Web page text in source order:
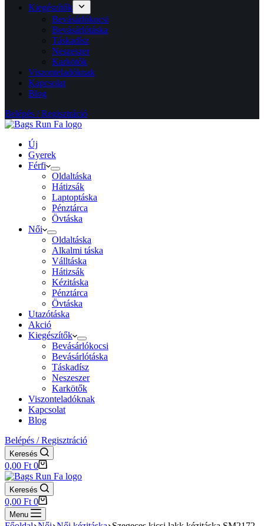
Kiegészítők
Bevásárlókocsi
Bevásárlótáska
Táskadísz
Neszeszer
Karkötők
Viszonteladóknak
Kapcsolat
Blog
Belépés / Regisztráció
Új
Gyerek
Férfi
Oldaltáska
Hátizsák
Laptoptáska
Pénztárca
Övtáska
Női
Oldaltáska
Alkalmi táska
Válltáska
Hátizsák
Kézitáska
Pénztárca
Övtáska
Utazótáska
Akció
Kiegészítők
Bevásárlókocsi
Bevásárlótáska
Táskadísz
Neszeszer
Karkötők
Viszonteladóknak
Kapcsolat
Blog
Belépés / Regisztráció
Keresés
Shopping
cart
0,00 Ft 0
Keresés
Shopping
cart
0,00 Ft 0
Menu